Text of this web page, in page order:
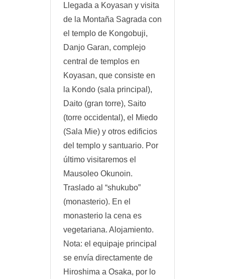
Llegada a Koyasan y visita
de la Montaña Sagrada con
el templo de Kongobuji,
Danjo Garan, complejo
central de templos en
Koyasan, que consiste en
la Kondo (sala principal),
Daito (gran torre), Saito
(torre occidental), el Miedo
(Sala Mie) y otros edificios
del templo y santuario. Por
último visitaremos el
Mausoleo Okunoin.
Traslado al “shukubo”
(monasterio). En el
monasterio la cena es
vegetariana. Alojamiento.
Nota: el equipaje principal
se envía directamente de
Hiroshima a Osaka, por lo